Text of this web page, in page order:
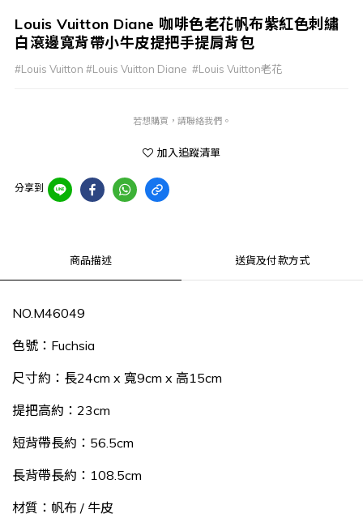
Louis Vuitton Diane 咖啡色老花帆布紫紅色刺繡
白滾邊寬背帶小牛皮提把手提肩背包
#Louis Vuitton #Louis Vuitton Diane  #Louis Vuitton老花
若想購買，請聯絡我們。
加入追蹤清單
分享到
商品描述 送貨及付款方式
NO.M46049
色號：Fuchsia
尺寸約：長24cm x 寬9cm x 高15cm
提把高約：23cm
短背帶長約：56.5cm
長背帶長約：108.5cm
材質：帆布 / 牛皮